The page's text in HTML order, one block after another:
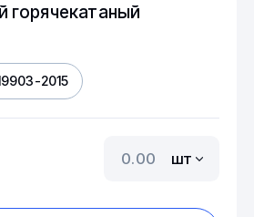
горячекатаный
2015
шт